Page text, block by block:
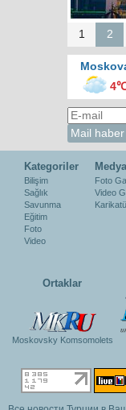
1 2
4℃
Kategoriler
Bilişim
Sağlık
Savunma
Eğitim
Foto
Video
Medya
Foto
Video
Ortaklar
Moskovsky Komsomolets